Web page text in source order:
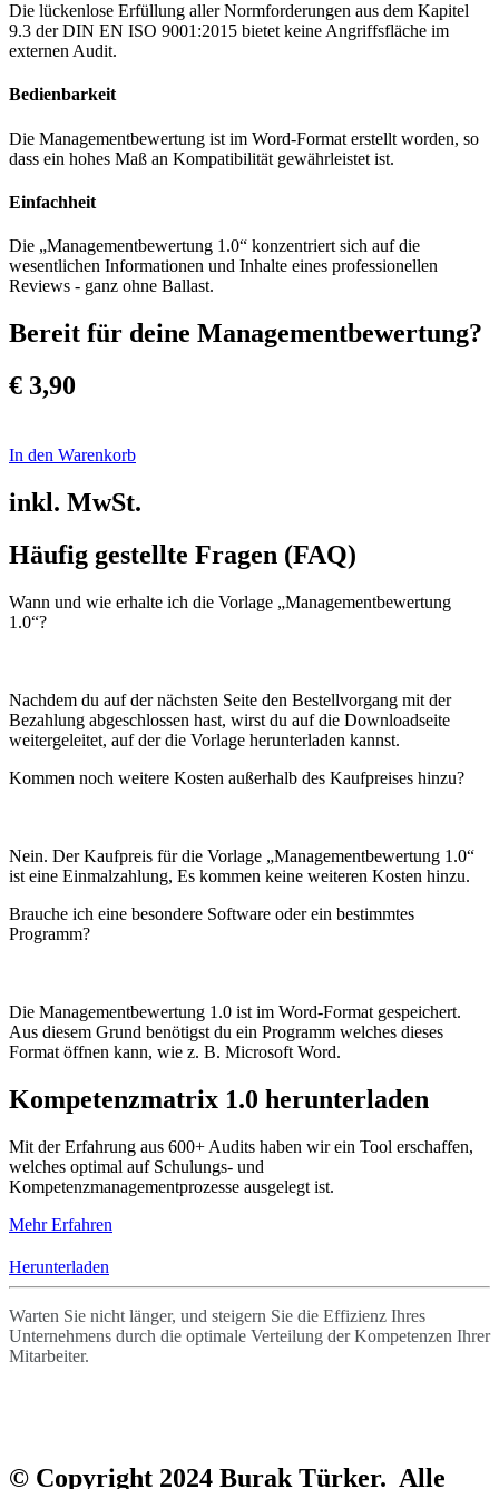
Die lückenlose Erfüllung aller Normforderungen aus dem Kapitel
9.3 der DIN EN ISO 9001:2015 bietet keine Angriffsfläche im
externen Audit.
Bedienbarkeit
Die Managementbewertung ist im Word-Format erstellt worden, so
dass ein hohes Maß an Kompatibilität gewährleistet ist.
Einfachheit
Die „Managementbewertung 1.0“ konzentriert sich auf die
wesentlichen Informationen und Inhalte eines professionellen
Reviews - ganz ohne Ballast.
Bereit für deine Managementbewertung?
€ 3,90
In den Warenkorb
inkl. MwSt.
Häufig gestellte Fragen (FAQ)
Wann und wie erhalte ich die Vorlage „Managementbewertung
1.0“?
Nachdem du auf der nächsten Seite den Bestellvorgang mit der
Bezahlung abgeschlossen hast, wirst du auf die Downloadseite
weitergeleitet, auf der die Vorlage herunterladen kannst.
Kommen noch weitere Kosten außerhalb des Kaufpreises hinzu?
Nein. Der Kaufpreis für die Vorlage „Managementbewertung 1.0“
ist eine Einmalzahlung, Es kommen keine weiteren Kosten hinzu.
Brauche ich eine besondere Software oder ein bestimmtes
Programm?
Die Managementbewertung 1.0 ist im Word-Format gespeichert.
Aus diesem Grund benötigst du ein Programm welches dieses
Format öffnen kann, wie z. B. Microsoft Word.
Kompetenzmatrix 1.0 herunterladen
Mit der Erfahrung aus 600+ Audits haben wir ein Tool erschaffen,
welches optimal auf Schulungs- und
Kompetenzmanagementprozesse ausgelegt ist.
Mehr Erfahren
Herunterladen
Warten Sie nicht länger, und steigern Sie die Effizienz Ihres
Unternehmens durch die optimale Verteilung der Kompetenzen Ihrer
Mitarbeiter.
© Copyright 2024 Burak Türker. Alle